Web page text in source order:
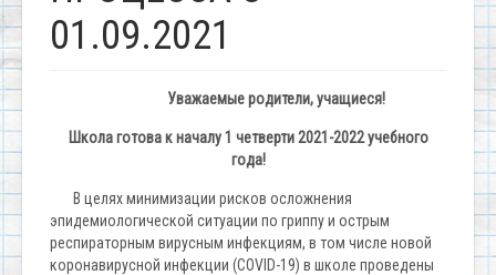
01.09.2021
Уважаемые родители, учащиеся!
Школа готова к началу 1 четверти 2021-2022 учебного
года!
В целях минимизации рисков осложнения
эпидемиологической ситуации по гриппу и острым
респираторным вирусным инфекциям, в том числе новой
коронавирусной инфекции (СОVID-19) в школе проведены